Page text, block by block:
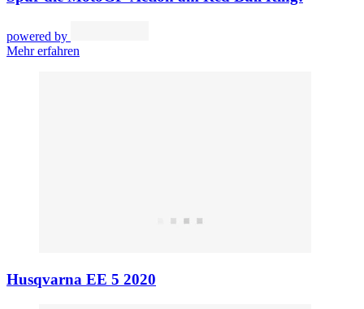
powered by
Mehr erfahren
Husqvarna EE 5 2020